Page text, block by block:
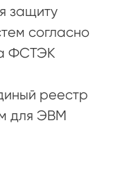
защиту
согласно
ФСТЭК
реестр
для ЭВМ